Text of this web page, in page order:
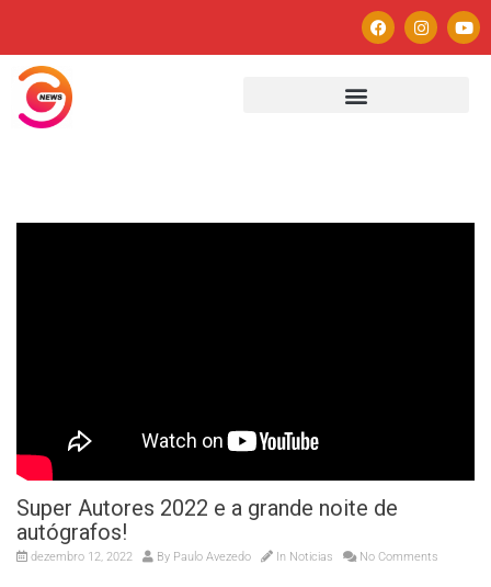
Super Autores 2022 e a grande noite de
autógrafos!
dezembro 12, 2022 By Paulo Avezedo In Noticias No Comments